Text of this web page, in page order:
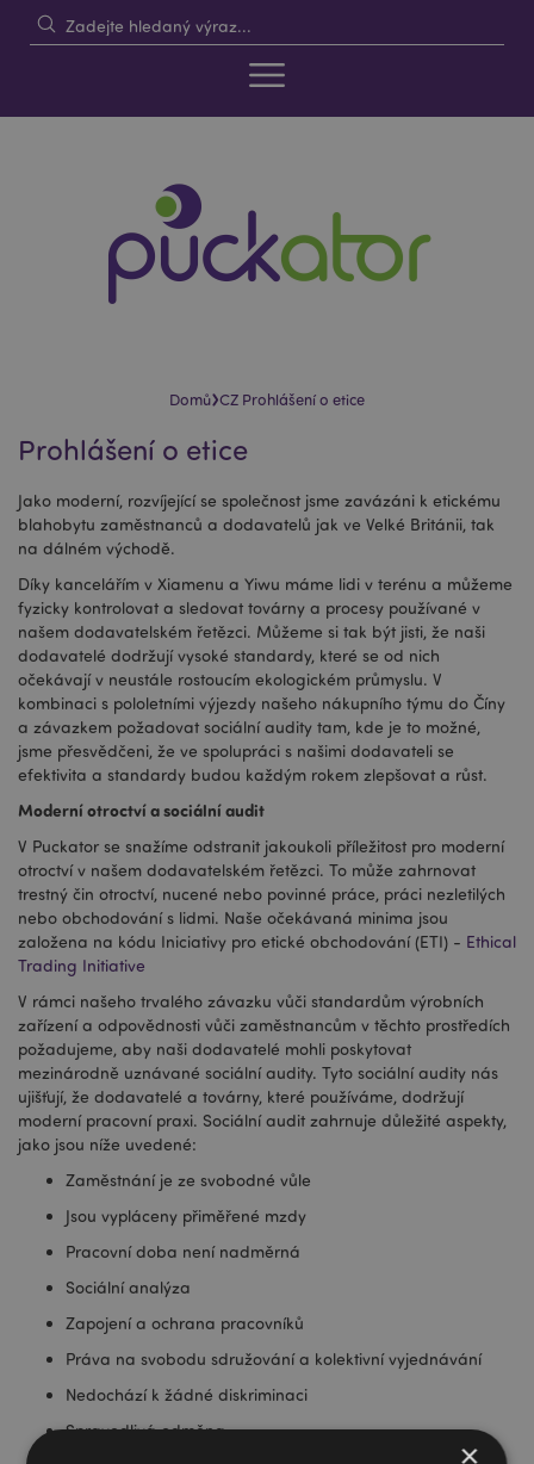
Domů›CZ Prohlášení o etice
Prohlášení o etice
Jako moderní, rozvíjející se společnost jsme zavázáni k etickému
blahobytu zaměstnanců a dodavatelů jak ve Velké Británii, tak
na dálném východě.
Díky kancelářím v Xiamenu a Yiwu máme lidi v terénu a můžeme
fyzicky kontrolovat a sledovat továrny a procesy používané v
našem dodavatelském řetězci. Můžeme si tak být jisti, že naši
dodavatelé dodržují vysoké standardy, které se od nich
očekávají v neustále rostoucím ekologickém průmyslu. V
kombinaci s pololetními výjezdy našeho nákupního týmu do Číny
a závazkem požadovat sociální audity tam, kde je to možné,
jsme přesvědčeni, že ve spolupráci s našimi dodavateli se
efektivita a standardy budou každým rokem zlepšovat a růst.
Moderní otroctví a sociální audit
V Puckator se snažíme odstranit jakoukoli příležitost pro moderní
otroctví v našem dodavatelském řetězci. To může zahrnovat
trestný čin otroctví, nucené nebo povinné práce, práci nezletilých
nebo obchodování s lidmi. Naše očekávaná minima jsou
založena na kódu Iniciativy pro etické obchodování (ETI) - Ethical
Trading Initiative
V rámci našeho trvalého závazku vůči standardům výrobních
zařízení a odpovědnosti vůči zaměstnancům v těchto prostředích
požadujeme, aby naši dodavatelé mohli poskytovat
mezinárodně uznávané sociální audity. Tyto sociální audity nás
ujišťují, že dodavatelé a továrny, které používáme, dodržují
moderní pracovní praxi. Sociální audit zahrnuje důležité aspekty,
jako jsou níže uvedené:
Zaměstnání je ze svobodné vůle
Jsou vypláceny přiměřené mzdy
Pracovní doba není nadměrná
Sociální analýza
Zapojení a ochrana pracovníků
Práva na svobodu sdružování a kolektivní vyjednávání
Nedochází k žádné diskriminaci
Spravedlivá odměna
×